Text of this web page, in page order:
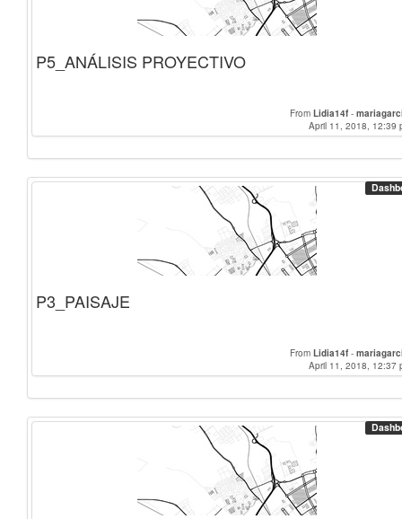
P5_ANÁLISIS PROYECTIVO
From Lidia14f -
April 11, 2018, 12:39
P3_PAISAJE
From Lidia14f -
April 11, 2018, 12:37